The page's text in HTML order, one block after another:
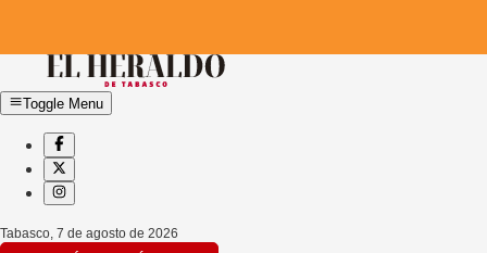
Toggle Menu
Tabasco, 7 de agosto de 2026